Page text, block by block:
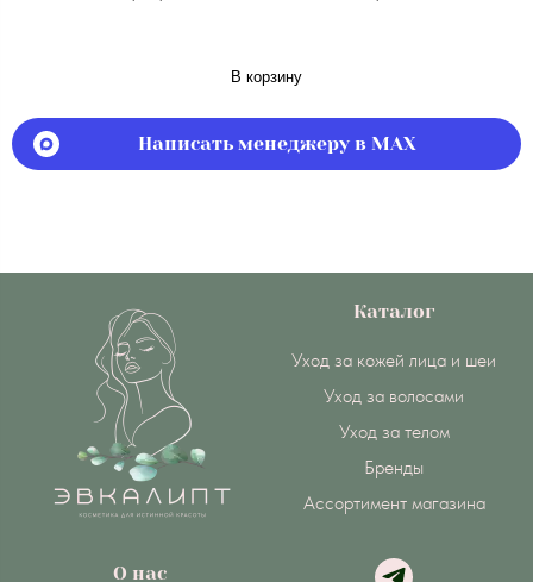
В корзину
Написать менеджеру в MAX
Каталог
Уход за кожей лица и шеи
Уход за волосами
Уход за телом
Бренды
Ассортимент магазина
О нас